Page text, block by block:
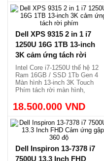
Dell XPS 9315 2 in 1 i7
1250U 16G 1TB 13-inch
3K cảm ứng tách rời
phím
Intel Core i7-1250U thế hệ 12
Ram 16GB / SSD 1Tb Gen 4
Màn hình 13-inch 3K Touch
Phím tách rời màn hình,
18.500.000 VND
Dell Inspiron 13-7378 i7
7500U 13.3 Inch FHD